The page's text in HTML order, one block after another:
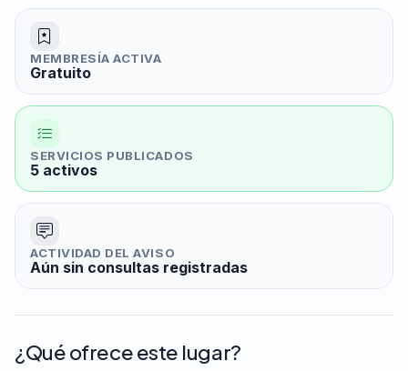
MEMBRESÍA ACTIVA
Gratuito
SERVICIOS PUBLICADOS
5 activos
ACTIVIDAD DEL AVISO
Aún sin consultas registradas
¿Qué ofrece este lugar?